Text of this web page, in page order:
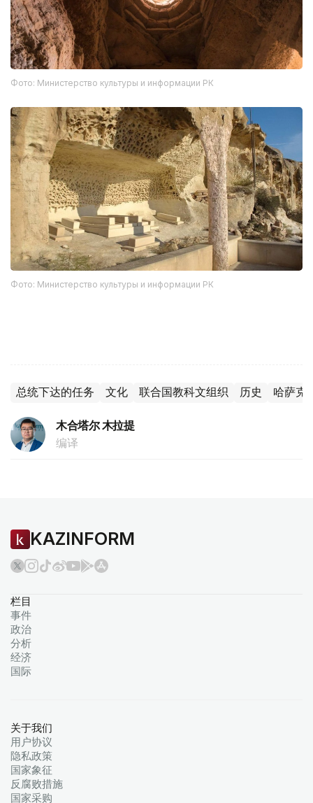
Фото: Министерство культуры и информации РК
Фото: Министерство культуры и информации РК
总统下达的任务 文化 联合国教科文组织 历史 哈萨克
木合塔尔 木拉提
编译
KAZINFORM
栏目
事件
政治
分析
经济
国际
关于我们
用户协议
隐私政策
国家象征
反腐败措施
国家采购